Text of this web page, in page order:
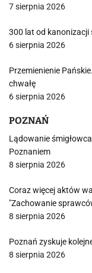
7 sierpnia 2026
300 lat od kanonizacji
6 sierpnia 2026
Przemienienie
chwałę
6 sierpnia 2026
POZNAŃ
Lądowanie
Poznaniem
8 sierpnia 2026
Coraz więcej aktów
"Zachowanie
8 sierpnia 2026
Poznań zyskuje
8 sierpnia 2026